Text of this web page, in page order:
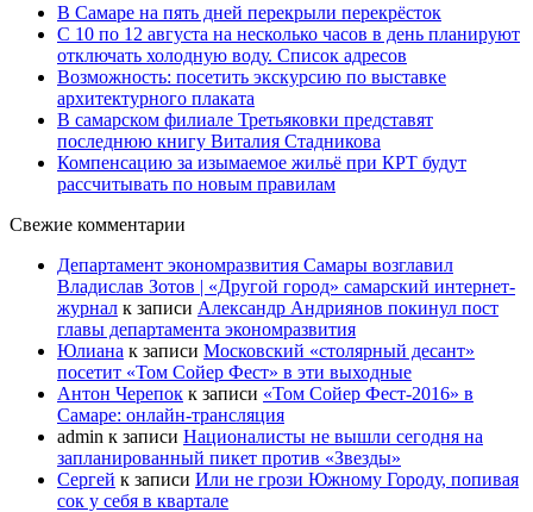
В Самаре на пять дней перекрыли перекрёсток
С 10 по 12 августа на несколько часов в день планируют
отключать холодную воду. Список адресов
Возможность: посетить экскурсию по выставке
архитектурного плаката
В самарском филиале Третьяковки представят
последнюю книгу Виталия Стадникова
Компенсацию за изымаемое жильё при КРТ будут
рассчитывать по новым правилам
Свежие комментарии
Департамент экономразвития Самары возглавил
Владислав Зотов | «Другой город» самарский интернет-
журнал к записи Александр Андриянов покинул пост
главы департамента экономразвития
Юлиана к записи Московский «столярный десант»
посетит «Том Сойер Фест» в эти выходные
Антон Черепок к записи «Том Сойер Фест-2016» в
Самаре: онлайн-трансляция
admin к записи Националисты не вышли сегодня на
запланированный пикет против «Звезды»
Сергей к записи Или не грози Южному Городу, попивая
сок у себя в квартале